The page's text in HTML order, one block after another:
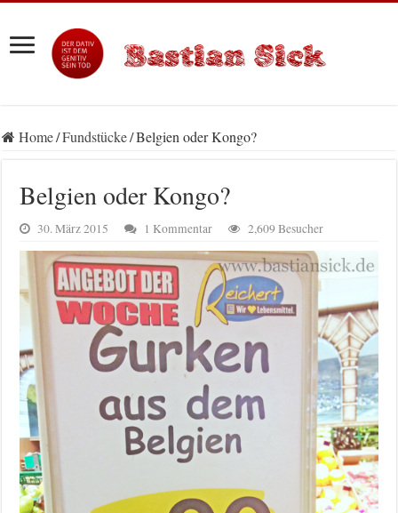
Home/Fundstücke/Belgien oder Kongo?
Belgien oder Kongo?
30. März 2015 1 Kommentar 2,609 Besucher